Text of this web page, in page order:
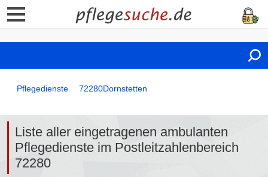
Pflegedienste 72280Dornstetten
Liste aller eingetragenen ambulanten
Pflegedienste im Postleitzahlenbereich
72280